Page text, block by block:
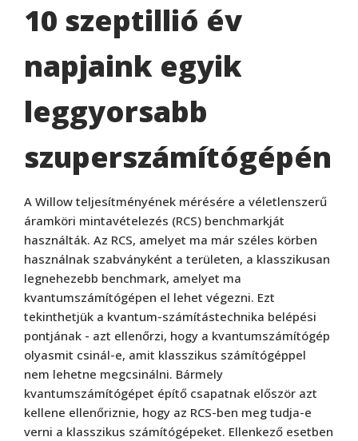
10 szeptillió év
napjaink egyik
leggyorsabb
szuperszámítógépén
A Willow teljesítményének mérésére a véletlenszerű
áramköri mintavételezés (RCS) benchmarkját
használták. Az RCS, amelyet ma már széles körben
használnak szabványként a területen, a klasszikusan
legnehezebb benchmark, amelyet ma
kvantumszámítógépen el lehet végezni. Ezt
tekinthetjük a kvantum-számítástechnika belépési
pontjának - azt ellenőrzi, hogy a kvantumszámítógép
olyasmit csinál-e, amit klasszikus számítógéppel
nem lehetne megcsinálni. Bármely
kvantumszámítógépet építő csapatnak először azt
kellene ellenőriznie, hogy az RCS-ben meg tudja-e
verni a klasszikus számítógépeket. Ellenkező esetben